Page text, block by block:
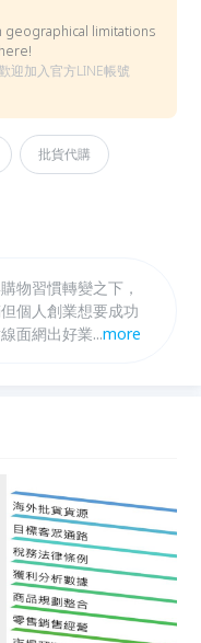
geographical limitations
迎加入官方LINE帳號
批貨代購
物習慣轉變之下，
個人創業想要成功
面網出好業績！因
式解析各要點專
真正利基點，打造
...more